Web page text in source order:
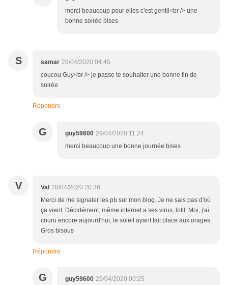
merci beaucoup pour elles c'est gentil<br /> une
bonne soirée bises
S samar 29/04/2020 04:45
coucou Guy<br /> je passe te souhaiter une bonne fin de
soirée
Répondre
G guy59600 29/04/2020 11:24
merci beaucoup une bonne journée bises
V Val 28/04/2020 20:36
Merci de me signaler les pb sur mon blog. Je ne sais pas d'où
ça vient. Décidément, même internet a ses virus, lolll. Moi, j'ai
couru encore aujourd'hui, le soleil ayant fait place aux orages.
Gros bisous
Répondre
G guy59600 29/04/2020 00:25